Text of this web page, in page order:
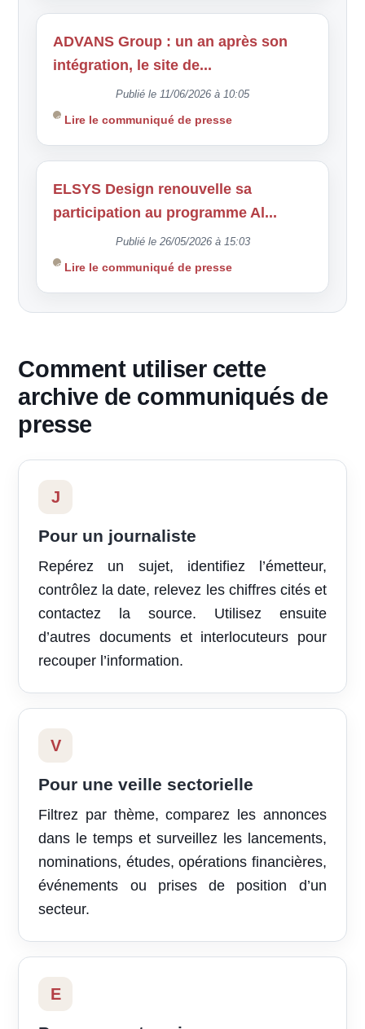
ADVANS Group : un an après son
intégration, le site de...
Publié le 11/06/2026 à 10:05
Lire le communiqué de presse
ELSYS Design renouvelle sa
participation au programme Al...
Publié le 26/05/2026 à 15:03
Lire le communiqué de presse
Comment utiliser cette
archive de communiqués de
presse
J
Pour un journaliste
Repérez un sujet, identifiez l’émetteur,
contrôlez la date, relevez les chiffres cités et
contactez la source. Utilisez ensuite
d’autres documents et interlocuteurs pour
recouper l’information.
V
Pour une veille sectorielle
Filtrez par thème, comparez les annonces
dans le temps et surveillez les lancements,
nominations, études, opérations financières,
événements ou prises de position d’un
secteur.
E